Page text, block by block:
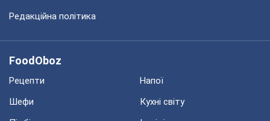
Редакційна політика
FoodOboz
Рецепти
Напої
Шефи
Кухні світу